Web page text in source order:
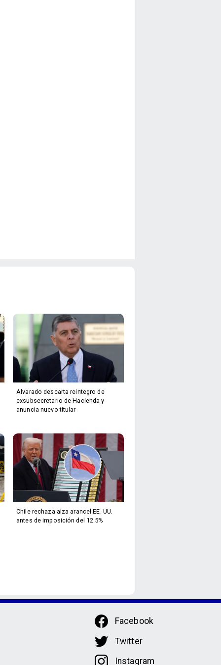
Alvarado descarta reintegro de
exsubsecretario de Hacienda y
anuncia nuevo titular
Chile rechaza alza arancel EE. UU.
antes de imposición del 12.5%
Facebook
Twitter
Instagram